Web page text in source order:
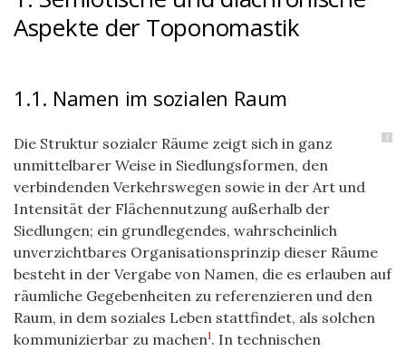
Aspekte der Toponomastik
1.1. Namen im sozialen Raum
1
Die Struktur sozialer Räume zeigt sich in ganz
unmittelbarer Weise in Siedlungsformen, den
verbindenden Verkehrswegen sowie in der Art und
Intensität der Flächennutzung außerhalb der
Siedlungen; ein grundlegendes, wahrscheinlich
unverzichtbares Organisationsprinzip dieser Räume
besteht in der Vergabe von Namen, die es erlauben auf
räumliche Gegebenheiten zu referenzieren und den
Raum, in dem soziales Leben stattfindet, als solchen
kommunizierbar zu machen1. In technischen